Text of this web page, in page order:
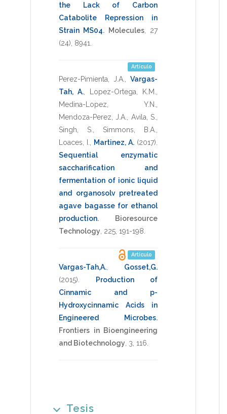
the Lack of Carbon
Catabolite Repression in
Strain MS04. Molecules
27
(24), 8941
Artículo
Perez-Pimienta, J.A.
Vargas-
Tah, A.
Lopez-Ortega, K.M.
Medina-Lopez, Y.N.
Mendoza-Perez, J.A.
Avila, S.
Singh, S.
Simmons, B.A.
Loaces, I.
Martinez, A. (2017)
Sequential enzymatic
saccharification and
fermentation of ionic liquid
and organosolv pretreated
agave bagasse for ethanol
production.
Bioresource
Technology 225 191-198
Artículo
Vargas-Tah,A.
Gosset,G.
(2015)
Production of
Cinnamic and p-
Hydroxycinnamic Acids in
Engineered Microbes.
Frontiers in Bioengineering
and Biotechnology 3 116
Tesis